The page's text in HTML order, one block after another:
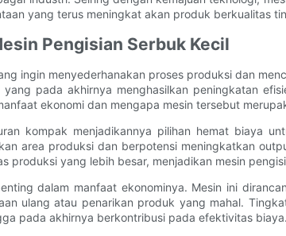
yang terus meningkat akan produk berkualitas
Pengisian Serbuk Kecil
ingin menyederhanakan proses produksi dan
pada akhirnya menghasilkan peningkatan
ekonomi dan mengapa mesin tersebut
kompak menjadikannya pilihan hemat biaya
area produksi dan berpotensi meningkatkan
yang lebih besar, menjadikan mesin
dalam manfaat ekonominya. Mesin ini
ulang atau penarikan produk yang mahal.
pada akhirnya berkontribusi pada efektivitas biaya.